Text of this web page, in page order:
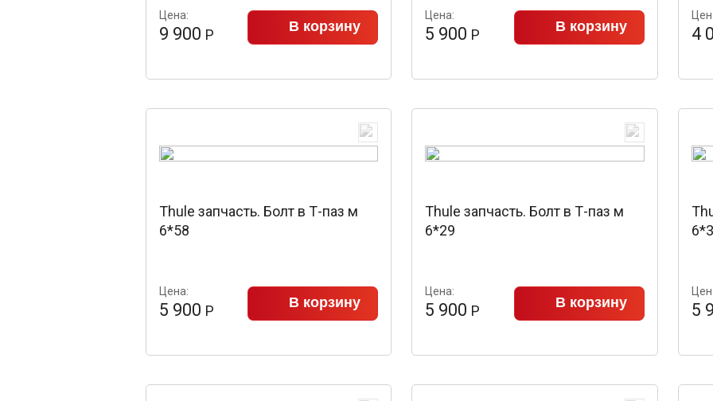
Цена:
9 900 Р В корзину
Цена:
5 900 Р В корзину 4
Thule запчасть. Болт в Т-паз м
6*58
Цена:
5 900 Р В корзину
Thule запчасть. Болт в Т-паз м
6*29
Цена:
5 900 Р В корзину 5